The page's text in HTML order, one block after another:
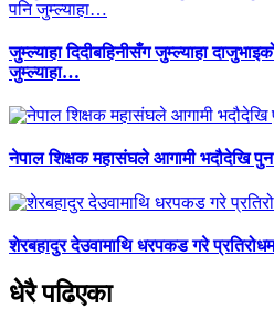
जुम्ल्याहा दिदीबहिनीसँग जुम्ल्याहा
जुम्ल्याहा…
नेपाल शिक्षक महासंघले आगामी भदौदेखि
शेरबहादुर देउवामाथि धरपकड गरे
धेरै पढिएका